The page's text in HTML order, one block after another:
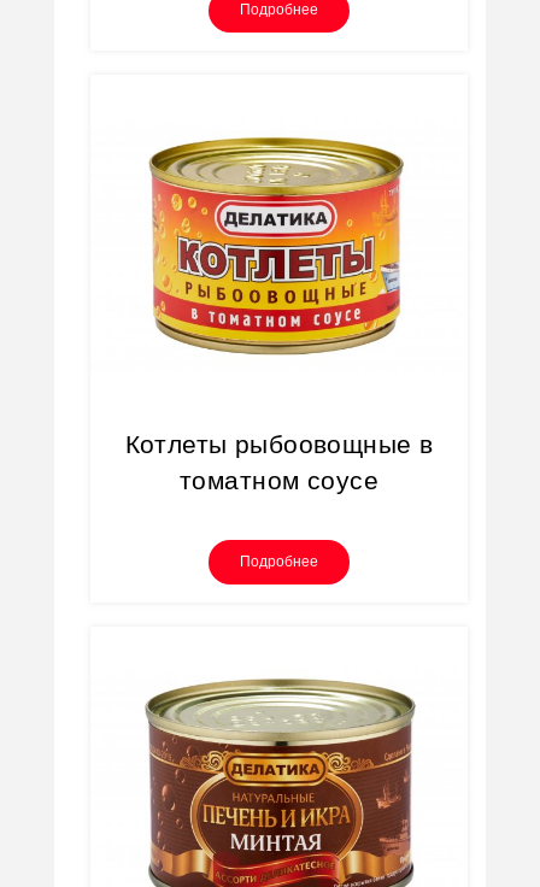
Подробнее
Котлеты рыбоовощные в
томатном соусе
Подробнее